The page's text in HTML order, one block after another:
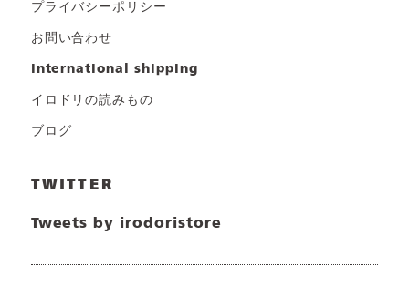
プライバシーポリシー
お問い合わせ
international shipping
イロドリの読みもの
ブログ
TWITTER
Tweets by irodoristore